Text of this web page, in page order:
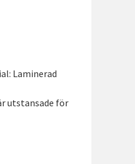
Laminerad
utstansade för